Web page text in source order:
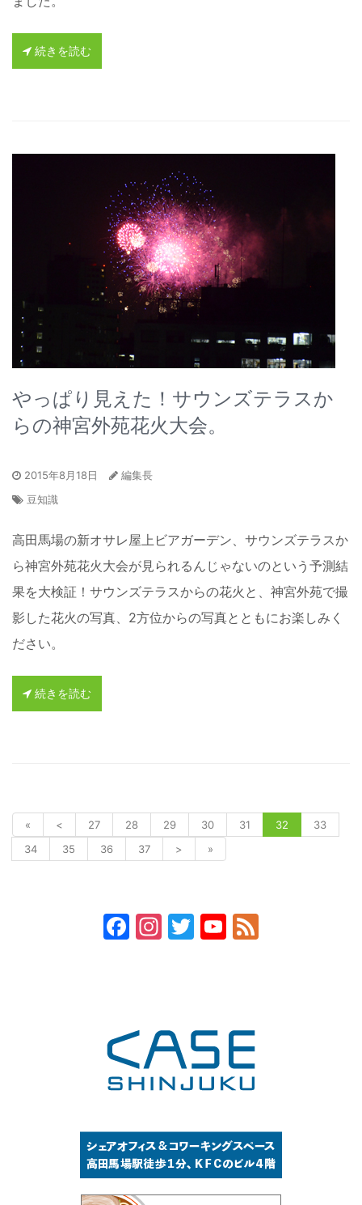
続きを読む
やっぱり見えた！サウンズテラスか
らの神宮外苑花火大会。
2015年8月18日
編集長
豆知識
高田馬場の新オサレ屋上ビアガーデン、サウンズテラスか
ら神宮外苑花火大会が見られるんじゃないのという予測結
果を大検証！サウンズテラスからの花火と、神宮外苑で撮
影した花火の写真、2方位からの写真とともにお楽しみく
ださい。
続きを読む
« < 27 28 29 30 31 32
33
34
35 36 37 > »
Facebook
Instagram
TwitterYouTube